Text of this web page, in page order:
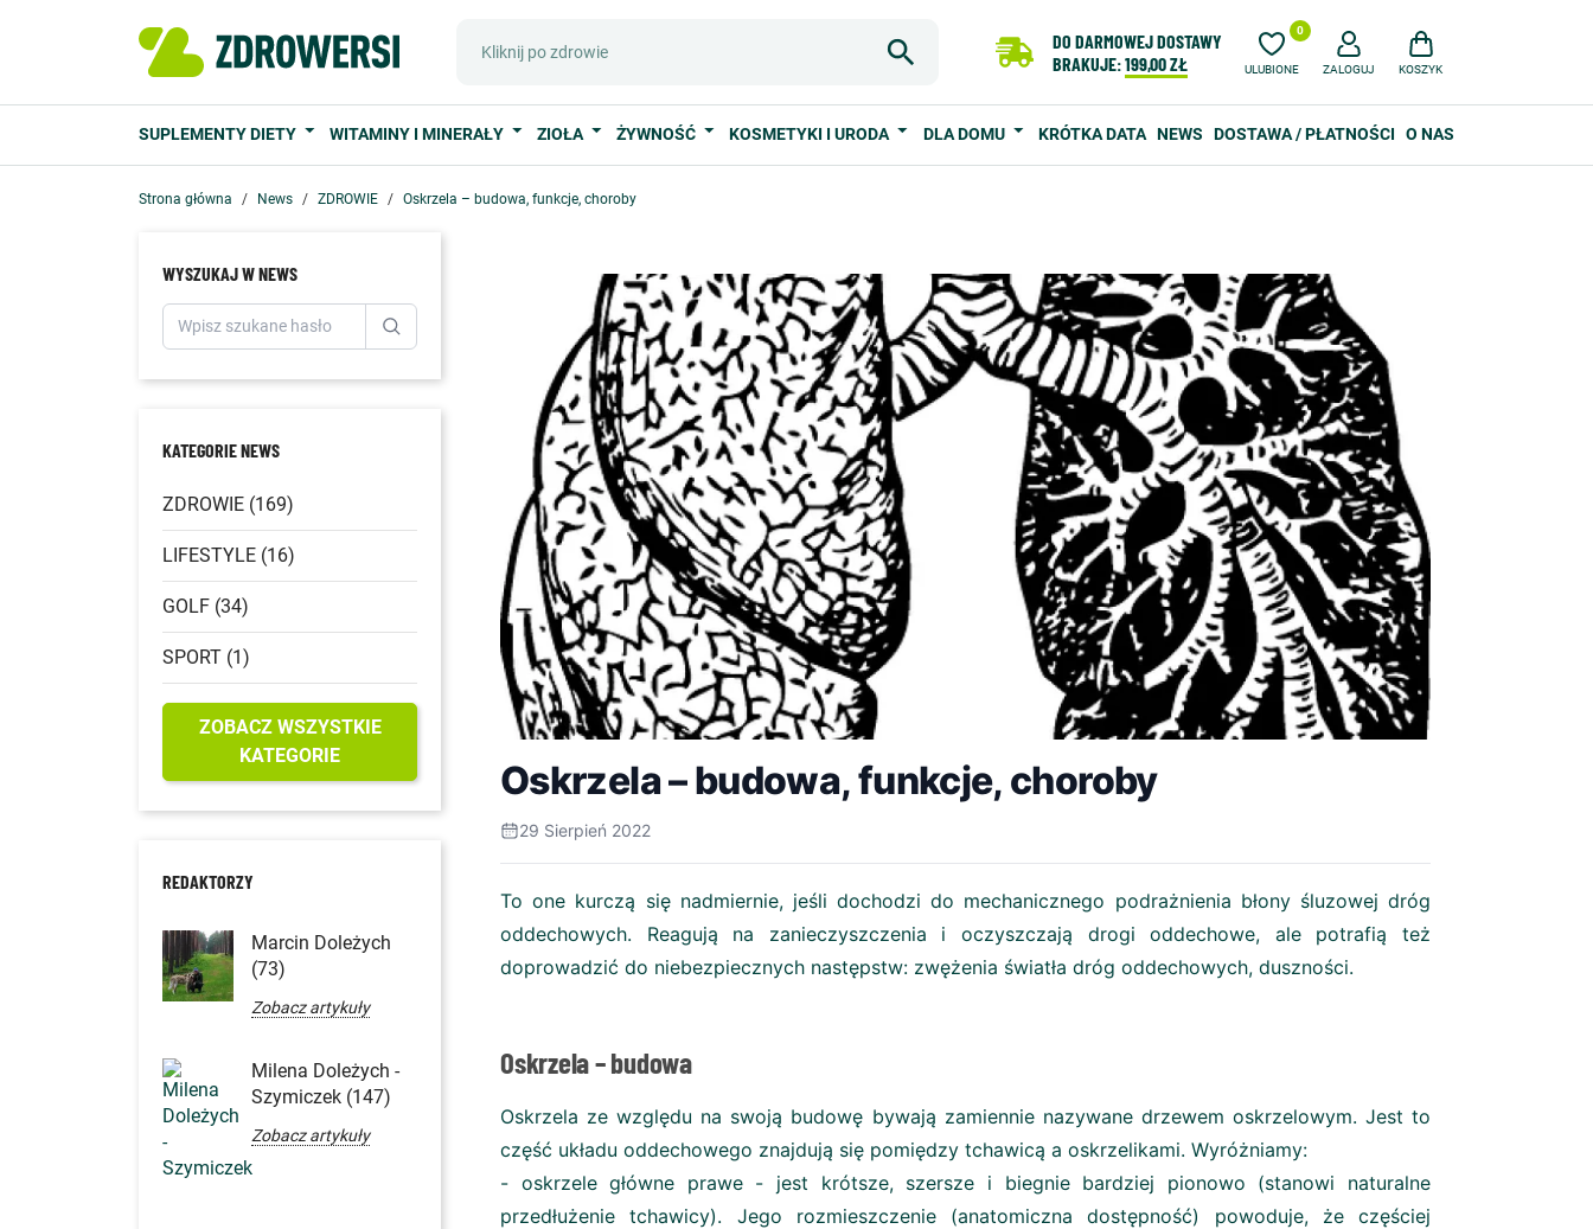
DO DARMOWEJ DOSTAWY
BRAKUJE:199,00 ZŁ ULUBIONE
0
ZALOGUJ KOSZYK
SUPLEMENTY DIETY WITAMINY I MINERAŁY ZIOŁA ŻYWNOŚĆ KOSMETYKI I URODA DLA DOMU KRÓTKA DATA NEWS DOSTAWA / PŁATNOŚCI O NAS
Strona główna News ZDROWIE Oskrzela – budowa, funkcje, choroby
WYSZUKAJ W NEWS
KATEGORIE NEWS
ZDROWIE (169)
LIFESTYLE (16)
GOLF (34)
SPORT (1)
ZOBACZ WSZYSTKIE
KATEGORIE
REDAKTORZY
Marcin Doleżych
(73)
Zobacz artykuły
Milena Doleżych -
Szymiczek (147)
Zobacz artykuły
Oskrzela – budowa, funkcje, choroby
29 Sierpień 2022
To one kurczą się nadmiernie, jeśli dochodzi do mechanicznego podrażnienia błony śluzowej dróg
oddechowych. Reagują na zanieczyszczenia i oczyszczają drogi oddechowe, ale potrafią też
doprowadzić do niebezpiecznych następstw: zwężenia światła dróg oddechowych, duszności.
Oskrzela – budowa
Oskrzela ze względu na swoją budowę bywają zamiennie nazywane drzewem oskrzelowym. Jest to
część układu oddechowego znajdują się pomiędzy tchawicą a oskrzelikami. Wyróżniamy:
- oskrzele główne prawe - jest krótsze, szersze i biegnie bardziej pionowo (stanowi naturalne
przedłużenie tchawicy). Jego rozmieszczenie (anatomiczna dostępność) powoduje, że częściej